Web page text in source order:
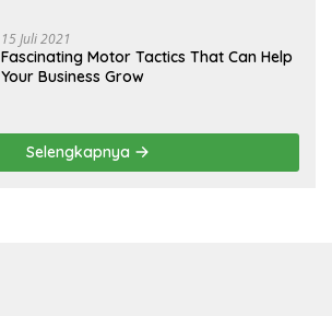
15 Juli 2021
Fascinating Motor Tactics That Can Help
Your Business Grow
Selengkapnya